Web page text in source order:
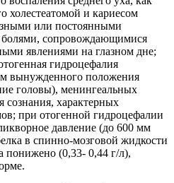
холестеатомой и кариесом
или постоянными
сопровождающимися
явлениями на глазном дне;
гидроцефалия
вынужденного положения
головы), менингеальных
характерных
при отогенной гидроцефалии
давление (до 600 мм
в спинно-мозговой жидкости
понижено (0,33- 0,44 г/л),